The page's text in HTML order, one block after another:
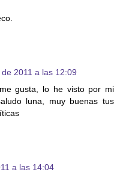
2011 a las 12:09
gusta, lo he visto por mi
luna, muy buenas tus
a las 14:04